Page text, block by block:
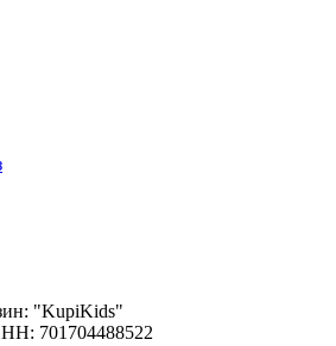
"KupiKids"
701704488522